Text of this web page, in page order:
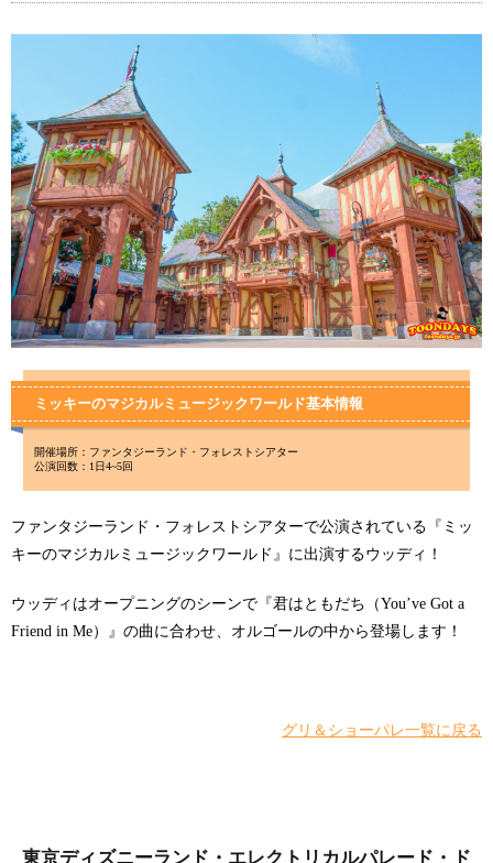
ミッキーのマジカルミュージックワールド基本情報
開催場所：ファンタジーランド・フォレストシアター
公演回数：1日4~5回
ファンタジーランド・フォレストシアターで公演されている『ミッ
キーのマジカルミュージックワールド』に出演するウッディ！
ウッディはオープニングのシーンで『君はともだち（You’ve Got a
Friend in Me）』の曲に合わせ、オルゴールの中から登場します！
グリ＆ショーパレ一覧に戻る
東京ディズニーランド・エレクトリカルパレード・ド